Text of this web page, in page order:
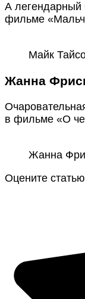
А легендарный
фильме
Майк
Жанна
в фильме «О
Жанна
Оцените статью